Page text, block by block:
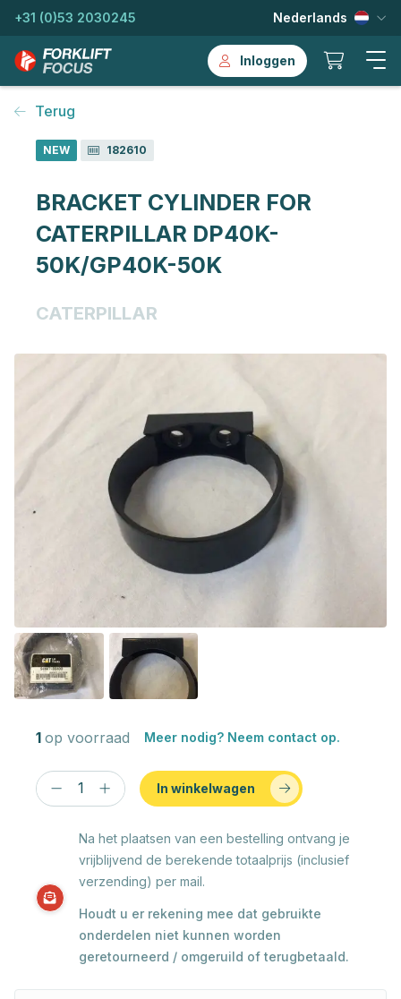
+31 (0)53 2030245 Nederlands
Inloggen
Terug
NEW 182610
BRACKET CYLINDER FOR
CATERPILLAR DP40K-
50K/GP40K-50K
CATERPILLAR
1 op voorraad Meer nodig? Neem contact op.
In winkelwagen
Na het plaatsen van een bestelling ontvang je
vrijblijvend de berekende totaalprijs (inclusief
verzending) per mail.
Houdt u er rekening mee dat gebruikte
onderdelen niet kunnen worden
geretourneerd / omgeruild of terugbetaald.